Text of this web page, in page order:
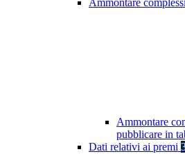
Ammontare
Ammontare
pubblicare in
Dati relativi ai premi